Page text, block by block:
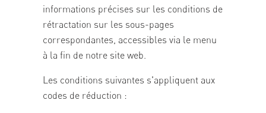
informations précises sur les conditions de
rétractation sur les sous-pages
correspondantes, accessibles via le menu
à la fin de notre site web.
Les conditions suivantes s'appliquent aux
codes de réduction :